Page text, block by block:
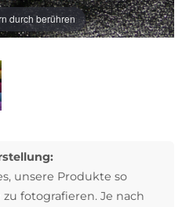
durch berühren
unsere Produkte so
fotografieren. Je nach